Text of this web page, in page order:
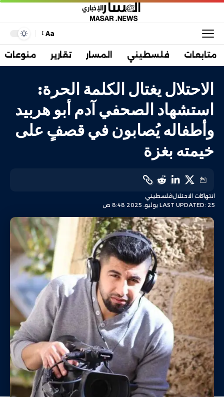
Aa
متابعات فلسطيني المسار تقارير منوعات
الاحتلال يغتال الكلمة الحرة:
استشهاد الصحفي آدم أبو هربيد
وأطفاله يُصابون في قصفٍ على
خيمته بغزة
LAST UPDATED: 25 يوليو، 2025 8:48 ص
انتهاكات الاحتلالفلسطيني